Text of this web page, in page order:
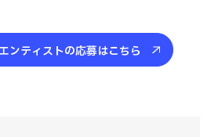
ンティストの応募はこちら